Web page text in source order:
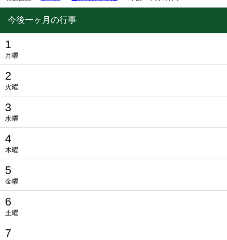
今後一ヶ月の行事
1
月曜
2
火曜
3
水曜
4
木曜
5
金曜
6
土曜
7